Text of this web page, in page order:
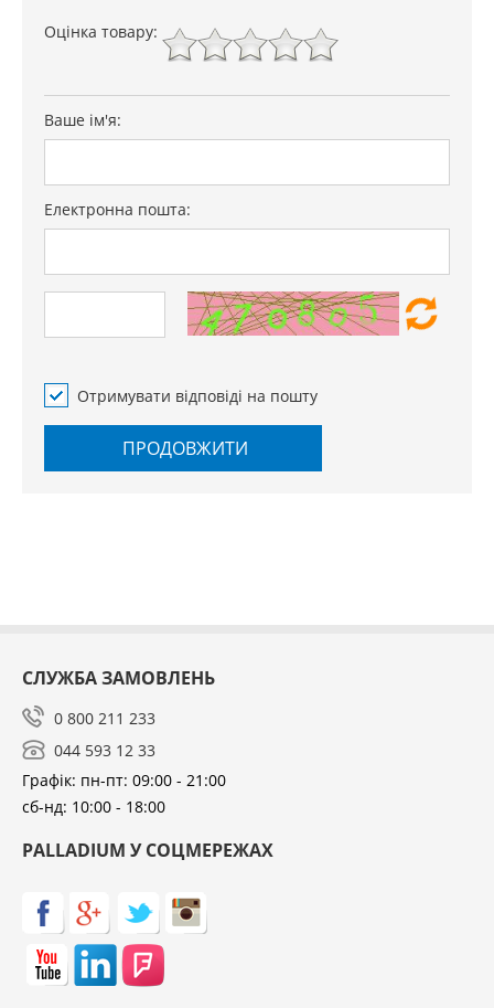
Оцінка товару:
Ваше ім'я:
Електронна пошта:
Отримувати відповіді на пошту
ПРОДОВЖИТИ
СЛУЖБА ЗАМОВЛЕНЬ
0 800 211 233
044 593 12 33
Графік: пн-пт: 09:00 - 21:00
сб-нд: 10:00 - 18:00
PALLADIUM У СОЦМЕРЕЖАХ